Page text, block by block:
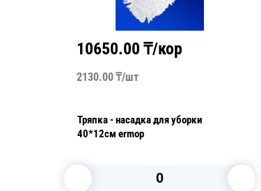
10650.00 ₸/кор
2130.00₸/шт
Тряпка - насадка для уборки
40*12см ermop